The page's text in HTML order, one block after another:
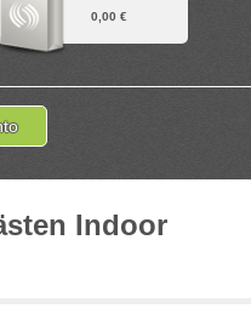
0,00 €
Indoor